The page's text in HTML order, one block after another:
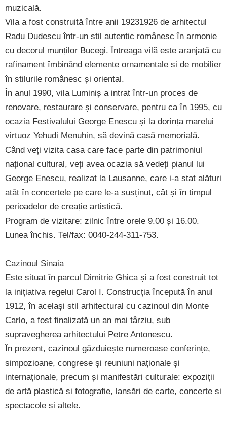
muzicală.
Vila a fost construită între anii 19231926 de arhitectul
Radu Dudescu într-un stil autentic românesc în armonie
cu decorul munților Bucegi. Întreaga vilă este aranjată cu
rafinament îmbinând elemente ornamentale și de mobilier
în stilurile românesc și oriental.
În anul 1990, vila Luminiș a intrat într-un proces de
renovare, restaurare și conservare, pentru ca în 1995, cu
ocazia Festivalului George Enescu și la dorința marelui
virtuoz Yehudi Menuhin, să devină casă memorială.
Când veți vizita casa care face parte din patrimoniul
național cultural, veți avea ocazia să vedeți pianul lui
George Enescu, realizat la Lausanne, care i-a stat alături
atât în concertele pe care le-a susținut, cât și în timpul
perioadelor de creație artistică.
Program de vizitare: zilnic între orele 9.00 și 16.00.
Lunea închis. Tel/fax: 0040-244-311-753.
Cazinoul Sinaia
Este situat în parcul Dimitrie Ghica și a fost construit tot
la inițiativa regelui Carol I. Construcția începută în anul
1912, în același stil arhitectural cu cazinoul din Monte
Carlo, a fost finalizată un an mai târziu, sub
supravegherea arhitectului Petre Antonescu.
În prezent, cazinoul găzduiește numeroase conferințe,
simpozioane, congrese și reuniuni naționale și
internaționale, precum și manifestări culturale: expoziții
de artă plastică și fotografie, lansări de carte, concerte și
spectacole și altele.